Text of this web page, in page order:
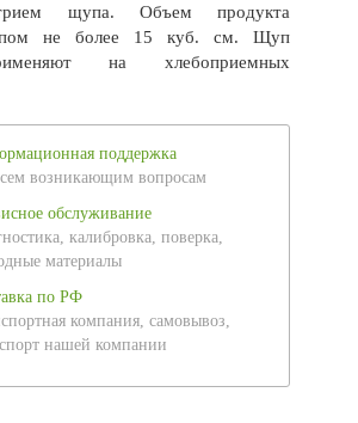
щупа. Объем продукта
не более 15 куб. см. Щуп
на хлебоприемных
поддержка
возникающим вопросам
обслуживание
калибровка, поверка,
материалы
по РФ
компания, самовывоз,
нашей компании